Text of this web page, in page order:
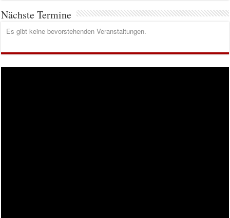
Nächste Termine
Es gibt keine bevorstehenden Veranstaltungen.